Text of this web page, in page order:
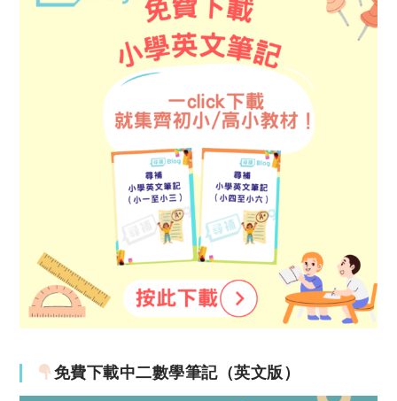
免費下載中二數學筆記（英文版）